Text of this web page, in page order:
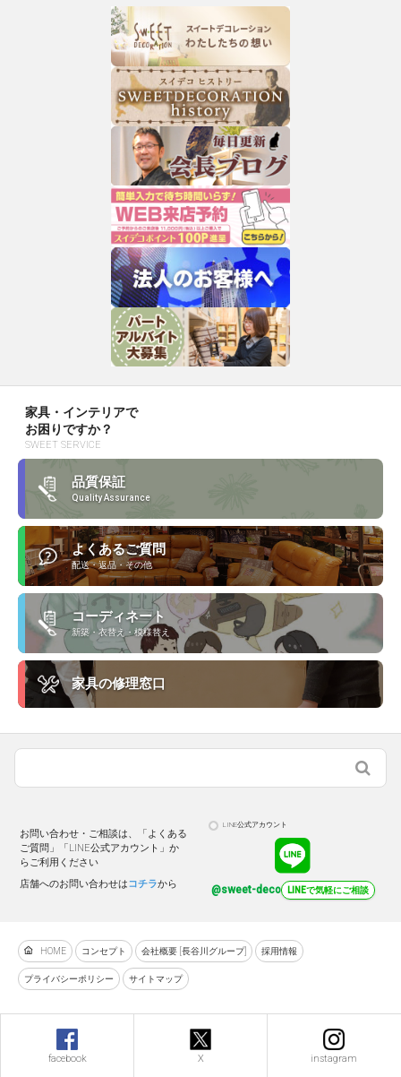
家具・インテリアで
お困りですか？
SWEET SERVICE
品質保証
Quality Assurance
よくあるご質問
配送・返品・その他
コーディネート
新築・衣替え・模様替え
家具の修理窓口
お問い合わせ・ご相談は、「よくある
ご質問」「LINE公式アカウント」か
らご利用ください
店舗へのお問い合わせはコチラから
LINE公式アカウント
@sweet-deco LINEで気軽にご相談
HOME コンセプト 会社概要 [長谷川グループ] 採用情報
プライバシーポリシー サイトマップ
facebook X instagram